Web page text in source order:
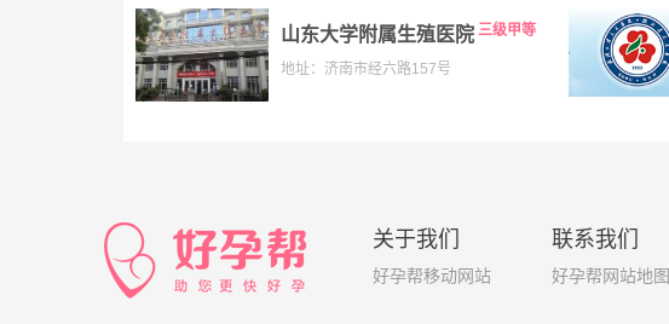
山东大学附属生殖医院 三级甲等
地址：济南市经六路157号
关于我们
好孕帮移动网站
联系我们
好孕帮网站地图